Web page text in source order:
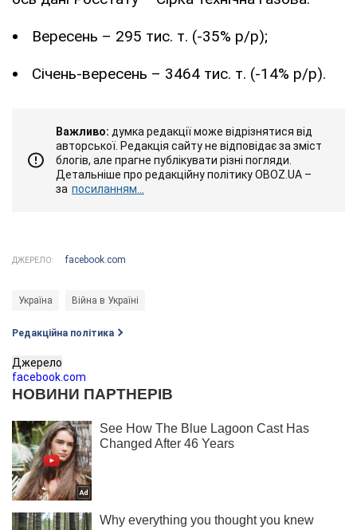
Вересень – 295 тис. т. (-35% р/р);
Січень-вересень – 3464 тис. т. (-14% р/р).
Важливо: думка редакції може відрізнятися від
авторської. Редакція сайту не відповідає за зміст
блогів, але прагне публікувати різні погляди.
Детальніше про редакційну політику OBOZ.UA –
за посиланням...
ДЖЕРЕЛО: facebook.com
Україна Війна в Україні
Редакційна політика
Джерело
facebook.com